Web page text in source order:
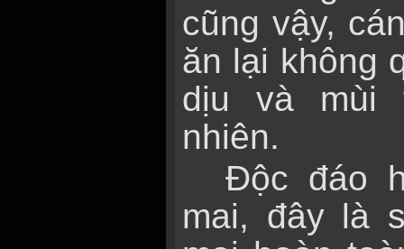
cũng vậy,
ăn lại không
dịu và mùi
nhiên.
Độc đáo
mai, đây là